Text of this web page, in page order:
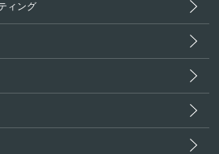
ィング